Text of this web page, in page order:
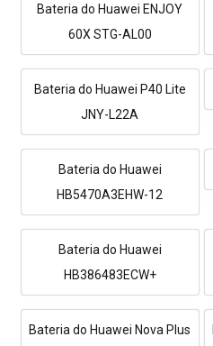
Bateria do Huawei ENJOY
60X STG-AL00
Bateria do Huawei P40 Lite
JNY-L22A
Bateria do Huawei
HB5470A3EHW-12
Bateria do Huawei
HB386483ECW+
Bateria do Huawei Nova Plus